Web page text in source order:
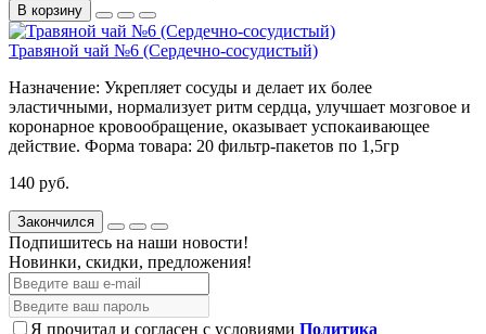
В корзину
Травяной чай №6 (Сердечно-сосудистый)
Назначение: Укрепляет сосуды и делает их более
эластичными, нормализует ритм сердца, улучшает мозговое и
коронарное кровообращение, оказывает успокаивающее
действие. Форма товара: 20 фильтр-пакетов по 1,5гр
140 руб.
Закончился
Подпишитесь на наши новости!
Новинки, скидки, предложения!
Я прочитал и согласен с условиями Политика